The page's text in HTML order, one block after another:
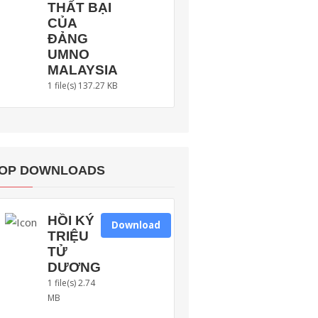
THẤT BẠI
CỦA
ĐẢNG
UMNO
MALAYSIA
1 file(s) 137.27 KB
DOWNLOADS
HỒI KÝ
TRIỆU
TỬ
DƯƠNG
1 file(s)2.74
MB
Download